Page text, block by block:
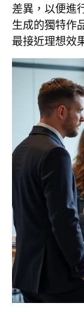
差異，以便進
生成的獨特作
最接近理想效